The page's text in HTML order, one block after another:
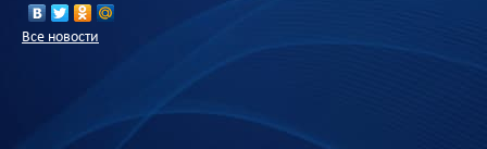
Все новости